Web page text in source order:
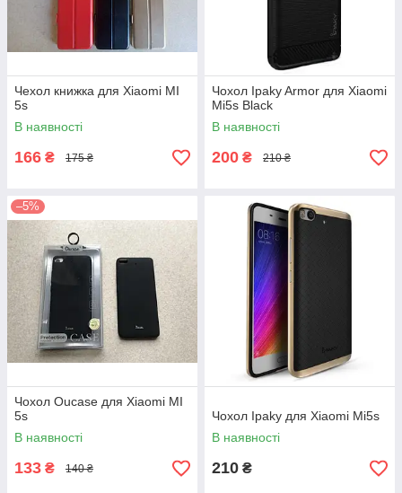
Чехол книжка для Xiaomi MI
5s
В наявності
166 ₴ 175 ₴
Чохол Ipaky Armor для Xiaomi
Mi5s Black
В наявності
200 ₴ 210 ₴
–5%
Чохол Oucase для Xiaomi MI
5s
В наявності
133 ₴ 140 ₴
Чохол Ipaky для Xiaomi Mi5s
В наявності
210 ₴